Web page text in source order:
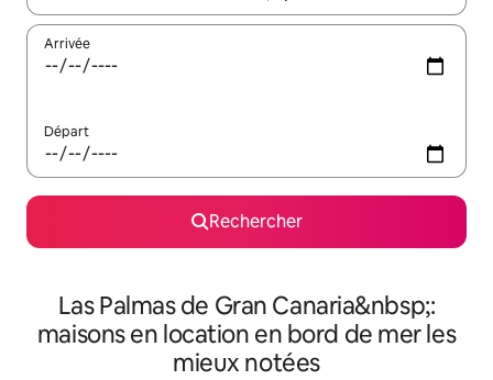
Arrivée
Départ
Rechercher
Las Palmas de Gran Canaria&nbsp;:
maisons en location en bord de mer les
mieux notées